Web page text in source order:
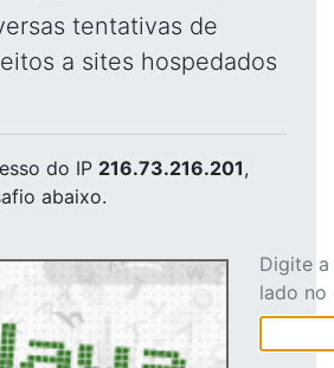
tentativas de
a sites hospedados
do IP 216.73.216.201,
abaixo.
Digite
lado no